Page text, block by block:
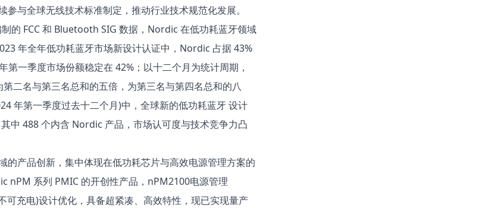
与全球无线技术标准制定，推动行业技术规范化发展。​
的 FCC 和 Bluetooth SIG 数据，Nordic 在低功耗蓝牙领域
年全年低功耗蓝牙市场新设计认证中，Nordic 占据 43%
第一季度市场份额稳定在 42%；以十二个月为统计周期，
二名与第三名总和的五倍，为第三名与第四名总和的八
年第一季度过去十二个月)中，全球新的低功耗蓝牙 设计
中 488 个内含 Nordic 产品，市场认可度与技术竞争力凸
的产品创新，集中体现在低功耗芯片与高效电源管理方案的
nPM 系列 PMIC 的开创性产品， nPM2100电源管理
可充电)设计优化，具备超紧凑、高效特性，现已实现量产